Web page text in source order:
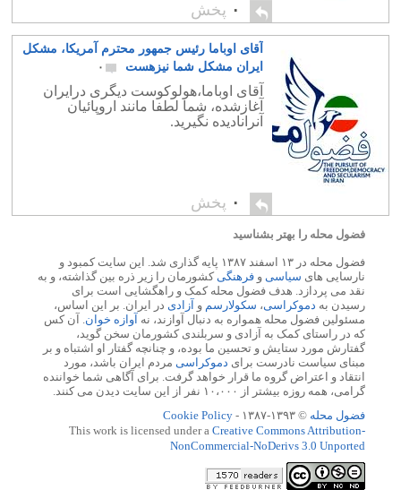
۰ پخش
آقای اوباما رئیس جمهور محترم آمریکا، مشکل
ایران مشکل شما نیزهست
۰
آقای اوباما،هولوکوست دیگری درایران
آغازشده، شما لطفا مانند اروپائیان
آنرانادیده نگیرید.
۰ پخش
فضول محله را بهتر بشناسید
فضول محله در ۱۳ اسفند ۱۳۸۷ پایه گذاری شد. این سایت کمبود و
نارسایی های سیاسی و فرهنگیکشورمان را زیر ذره بین گذاشته، و به
نقد می پردازد. هدف فضول محله کمک و راهگشایی است برای
رسیدن به دموکراسی، سکولارسم و آزادی در ایران. بر این اساس،
مسئولین فضول محله همواره به دنبال آوازند، نه آوازه خوان. آن کس
که در راستای کمک به آزادی و سربلندی کشورمان سخن گوید،
گفتارش مورد ستایش و تحسین ما بوده، و چنانچه گفتار او اشتباه و بر
مبنای سیاست نادرست برای دموکراسی مردم ایران باشد، مورد
انتقاد و اعتراض گروه ما قرار خواهد گرفت. برای آگاهی شما خواننده
گرامی، همه روزه بیشتر از ۱۰،۰۰۰ نفر از این سایت دیدن می کنند.
فضول محله © ۱۳۹۳-۱۳۸۷ -
Cookie Policy
This work is licensed under a Creative Commons Attribution-
NonCommercial-NoDerivs 3.0 Unported